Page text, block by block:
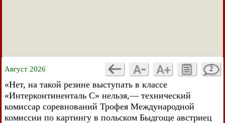
Август 2026 2
«Нет, на такой резине выступать в классе
«Интерконтиненталь С» нельзя,— технический
комиссар соревнований Трофея Международной
комиссии по картингу в польском Быдгоще австриец